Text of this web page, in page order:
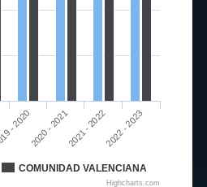
COMUNIDAD VALENCIANA
- 20202020 - 20212021 - 20222022 - 2023
Highcharts.com